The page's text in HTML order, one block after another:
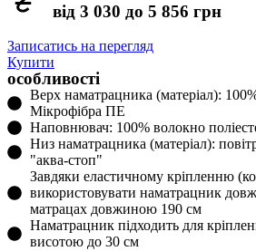
від 3 030 до 5 856 грн
Записатись на перегляд
Купити
особливості
Верх наматрацника (матеріал):
Мікрофібра ПЕ
Наповнювач: 100% волокно
Низ наматрацника (матеріал):
"аква-стоп"
Завдяки еластичному кріпленню
використовувати наматрацник
матрацах довжиною 190 см
Наматрацник підходить для
висотою до 30 см